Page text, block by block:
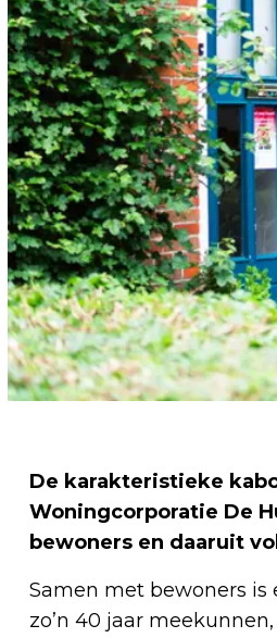
De karakteristieke
Woningcorporatie De
bewoners en daaruit
Samen met bewoners
zo’n 40 jaar